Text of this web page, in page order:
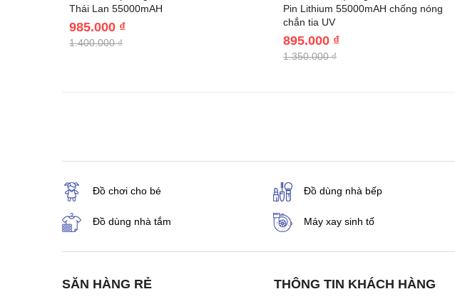
Thái Lan 55000mAH
985.000 ₫
1.400.000 ₫
Pin Lithium 55000mAH chống nóng
chắn tia UV
895.000 ₫
1.350.000 ₫
Đồ chơi cho bé
Đồ dùng nhà tắm
Đồ dùng nhà bếp
Máy xay sinh tố
SĂN HÀNG RẺ THÔNG TIN KHÁCH HÀNG